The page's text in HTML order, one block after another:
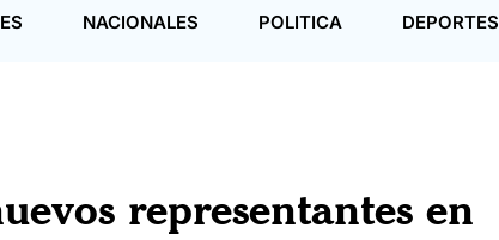
NACIONALES POLITICA DEPORTES
representantes en